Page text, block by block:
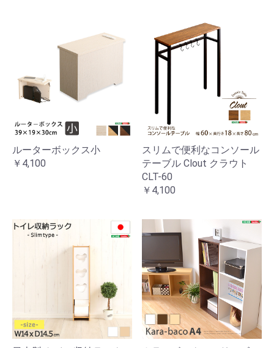
ルーターボックス小
￥4,100
スリムで便利なコンソール
テーブル Clout クラウト
CLT-60
￥4,100